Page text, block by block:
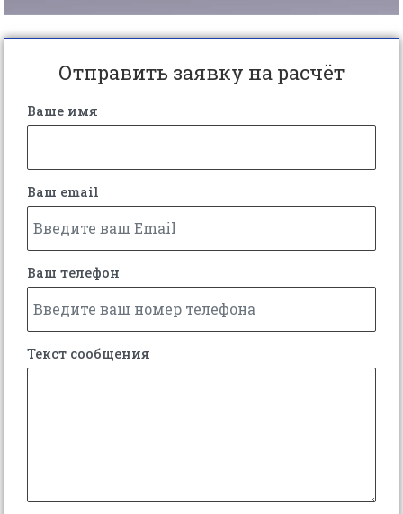
Отправить заявку на расчёт
Ваше имя
Ваш email
Ваш телефон
Текст сообщения